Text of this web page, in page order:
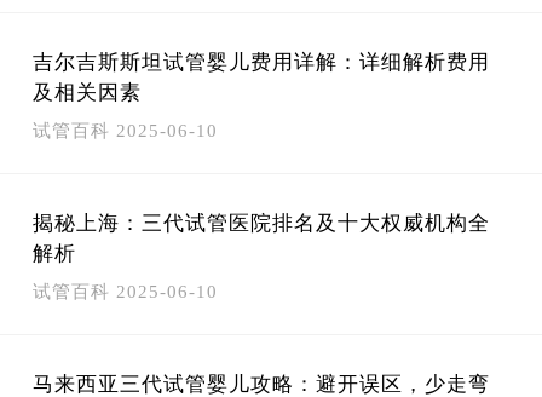
吉尔吉斯斯坦试管婴儿费用详解：详细解析费用
及相关因素
试管百科 2025-06-10
揭秘上海：三代试管医院排名及十大权威机构全
解析
试管百科 2025-06-10
马来西亚三代试管婴儿攻略：避开误区，少走弯